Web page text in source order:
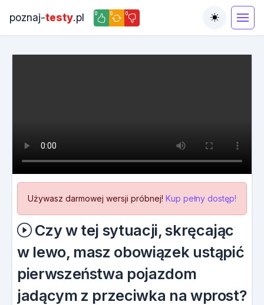
poznaj-testy.pl 0 0 0
Toggle
Używasz darmowej wersji próbnej! Kup pełny dostęp!
Czy w tej sytuacji, skręcając
w lewo, masz obowiązek ustąpić
pierwszeństwa pojazdom
jadącym z przeciwka na wprost?